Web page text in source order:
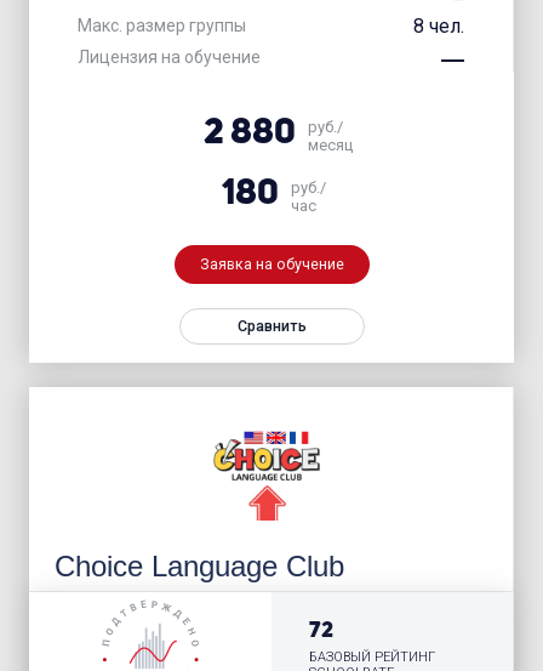
Макс. размер группы 8 чел.
Лицензия на обучение
2 880
руб./
месяц
180
руб./
час
Заявка на обучение
Сравнить
Choice Language Club
72
БАЗОВЫЙ РЕЙТИНГ